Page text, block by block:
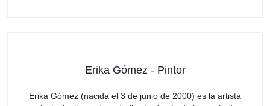
Erika Gómez - Pintor
Erika Gómez (nacida el 3 de junio de 2000) es la artista